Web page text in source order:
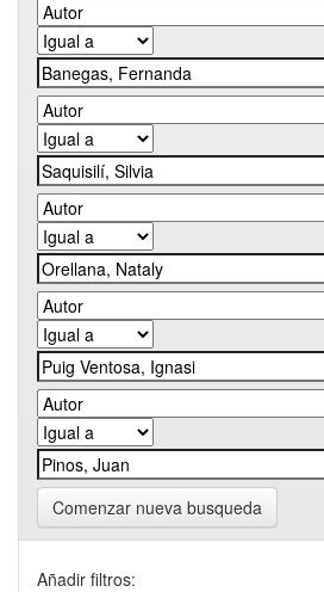
Comenzar nueva busqueda
Añadir filtros: